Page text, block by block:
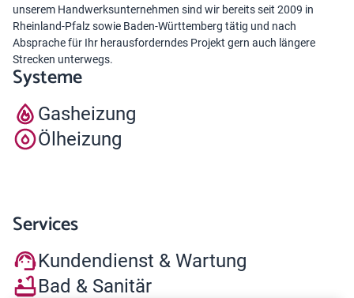
unserem Handwerksunternehmen sind wir bereits seit 2009 in
Rheinland-Pfalz sowie Baden-Württemberg tätig und nach
Absprache für Ihr herausforderndes Projekt gern auch längere
Strecken unterwegs.
Systeme
Gasheizung
Ölheizung
Services
Kundendienst & Wartung
Bad & Sanitär